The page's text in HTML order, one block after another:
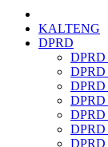
KALTENG
DPRD
DPRD
DPRD
DPRD
DPRD
DPRD
DPRD